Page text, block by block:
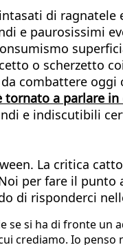
di ragnatele
e paurosissimi
o scherzetto
combattere oggi
tornato a parlare
e indiscutibili
La critica
per fare il
di risponderci
se si ha di fronte
crediamo. Io